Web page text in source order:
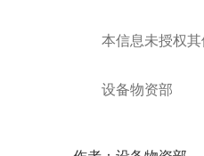
本信息未授权
设备物资部